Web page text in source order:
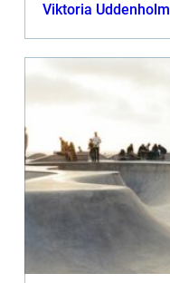
Viktoria Uddenholm